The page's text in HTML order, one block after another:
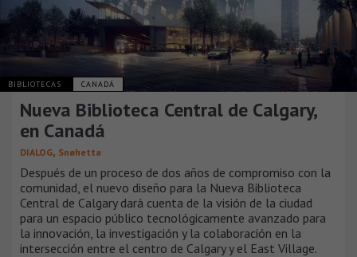
BIBLIOTECAS CANADÁ
Nueva Biblioteca Central de Calgary,
en Canadá
DIALOG, Snøhetta
Después de un proceso de dos años de compromiso con la
comunidad, el nuevo diseño para la Nueva Biblioteca
Central de Calgary dará cuenta de la visión de la ciudad
para un espacio público tecnológicamente avanzado para
la innovación, la investigación y la colaboración en la
intersección entre el centro de Calgary y el East Village.